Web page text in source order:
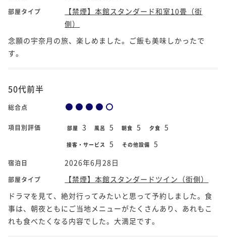
部屋タイプ
【禁煙】本館スタンダード和室10畳（街
側）
念願の宇奈月の旅、楽しめました。ご飯も美味しかったで
す。
50代前半
総合点
項目別評価 部屋 3 風呂 5 朝食 5 夕食 5
接客・サービス 5 その他設備 5
宿泊日 2026年6月28日
部屋タイプ
【禁煙】本館スタンダードツイン（街側）
ドラマを見て、絶対行ってみたいと思って予約しました。食
事は、朝夜ともにご当地メニューがたくさんあり、あれもこ
れも食べたくなる内容でした。大満足です。